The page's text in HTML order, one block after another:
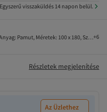
Egyszerű visszaküldés 14 napon belül.
: Pamut, Méretek: 100 x 180, Szín:+6
Részletek megjelenítése
Az Üzlethez